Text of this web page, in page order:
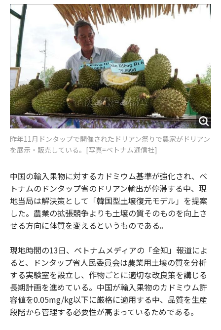
昨年11月ドンタップで開催されたドリアン祭りで農家がドリアン
を展示・販売している。[写真=ベトナム通信社]
中国の輸入果物に対するカドミウム基準が強化され、ベ
トナムのドンタップ省のドリアン輸出が停滞する中、現
地当局は解決策として「韓国型土壌復元モデル」を提案
した。農業の拡張競争よりも土壌の質そのものを向上さ
せる方向に体質を変えるというものである。
現地時間の13日、ベトナムメディアの「全知」報道によ
ると、ドンタップ省人民委員会は農業用土壌の質を分析
する実験室を設立し、作物ごとに適切な改良策を講じる
長期計画を進めている。中国が輸入果物のカドミウム許
容値を0.05mg/kg以下に厳格に適用する中、品質を生産
段階から管理する必要性が高まっているためである。